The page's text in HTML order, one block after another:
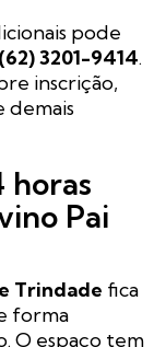
pode
(62) 3201-9414.
inscrição,
demais
horas
Pai
Trindade fica
forma
O espaço tem